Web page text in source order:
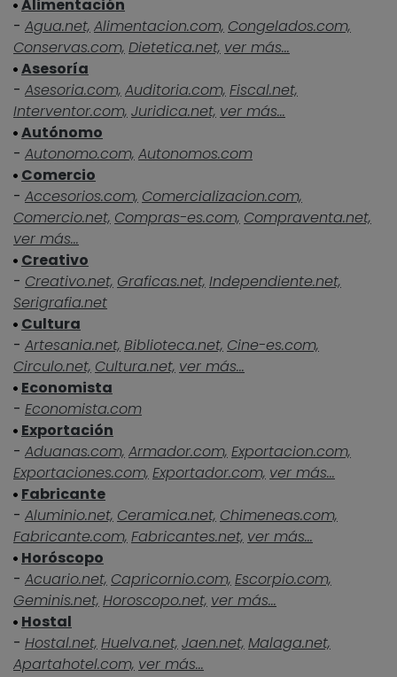
Alimentación
- Agua.net, Alimentacion.com, Congelados.com,
Conservas.com, Dietetica.net, ver más...
Asesoría
- Asesoria.com, Auditoria.com, Fiscal.net,
Interventor.com, Juridica.net, ver más...
Autónomo
- Autonomo.com, Autonomos.com
Comercio
- Accesorios.com, Comercializacion.com,
Comercio.net, Compras-es.com, Compraventa.net,
ver más...
Creativo
- Creativo.net, Graficas.net, Independiente.net,
Serigrafia.net
Cultura
- Artesania.net, Biblioteca.net, Cine-es.com,
Circulo.net, Cultura.net, ver más...
Economista
- Economista.com
Exportación
- Aduanas.com, Armador.com, Exportacion.com,
Exportaciones.com, Exportador.com, ver más...
Fabricante
- Aluminio.net, Ceramica.net, Chimeneas.com,
Fabricante.com, Fabricantes.net, ver más...
Horóscopo
- Acuario.net, Capricornio.com, Escorpio.com,
Geminis.net, Horoscopo.net, ver más...
Hostal
- Hostal.net, Huelva.net, Jaen.net, Malaga.net,
Apartahotel.com, ver más...